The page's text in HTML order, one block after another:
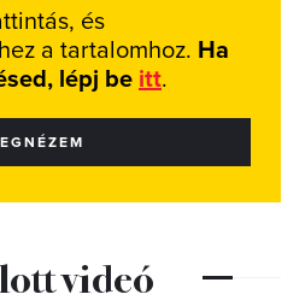
és
a tartalomhoz. Ha
lépj be itt.
videó